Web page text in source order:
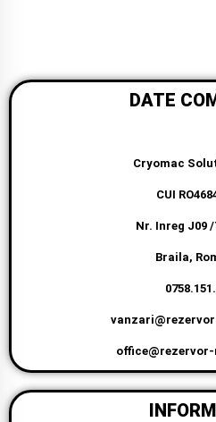
DATE
Cryomac
CUI
Nr. Inreg J09 /
Braila,